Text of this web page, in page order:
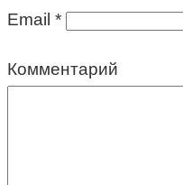
Email *
Комментарий